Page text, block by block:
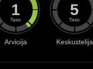
1
Taso
Arvioija
5
Taso
Keskustelija